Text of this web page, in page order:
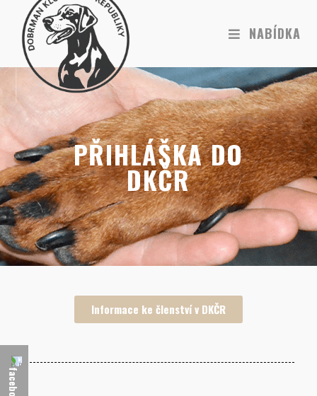
NABÍDKA
PŘIHLÁŠKA DO
DKČR
Informace ke členství v DKČR